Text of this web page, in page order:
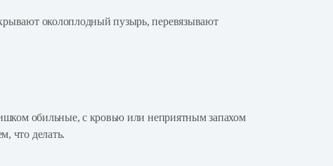
околоплодный пузырь, перевязывают
обильные, с кровью или неприятным запахом
что делать.